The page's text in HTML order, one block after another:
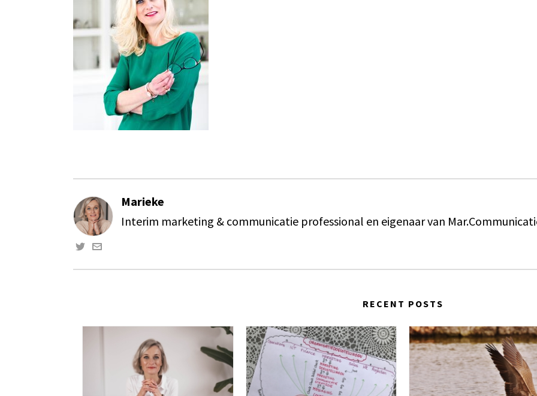
Marieke
Interim marketing & communicatie professional en eigenaar van
RECENT POSTS